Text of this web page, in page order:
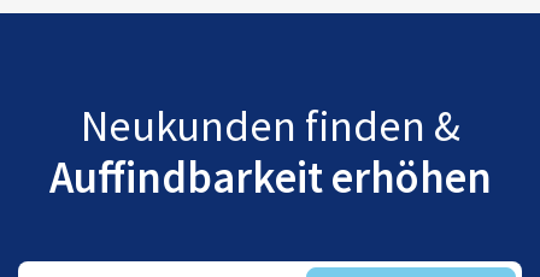
Neukunden finden &
Auffindbarkeit erhöhen